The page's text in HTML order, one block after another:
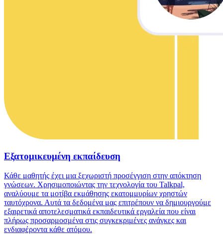
Εξατομικευμένη εκπαίδευση
Κάθε μαθητής έχει μια ξεχωριστή προσέγγιση στην απόκτηση
γνώσεων. Χρησιμοποιώντας την τεχνολογία του Talkpal,
αναλύουμε τα μοτίβα εκμάθησης εκατομμυρίων χρηστών
ταυτόχρονα. Αυτά τα δεδομένα μας επιτρέπουν να δημιουργούμε
εξαιρετικά αποτελεσματικά εκπαιδευτικά εργαλεία που είναι
πλήρως προσαρμοσμένα στις συγκεκριμένες ανάγκες και
ενδιαφέροντα κάθε ατόμου.